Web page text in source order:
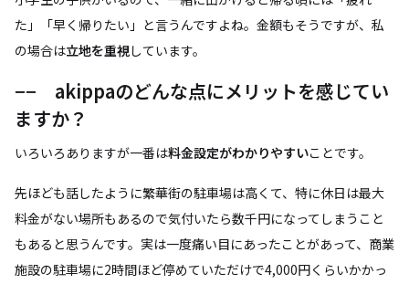
た」「早く帰りたい」と言うんですよね。金額もそうですが、私
の場合は立地を重視しています。
−− akippaのどんな点にメリットを感じてい
ますか？
いろいろありますが一番は料金設定がわかりやすいことです。
先ほども話したように繁華街の駐車場は高くて、特に休日は最大
料金がない場所もあるので気付いたら数千円になってしまうこと
もあると思うんです。実は一度痛い目にあったことがあって、商業
施設の駐車場に2時間ほど停めていただけで4,000円くらいかかっ